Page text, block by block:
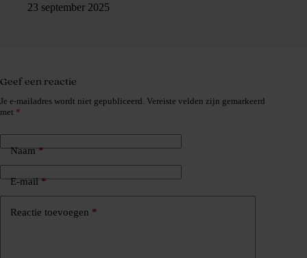
23 september 2025
Geef een reactie
Je e-mailadres wordt niet gepubliceerd. Vereiste velden zijn gemarkeerd
met *
Naam*
E-mail*
Reactie toevoegen *